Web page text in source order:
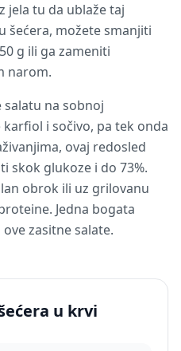
jela tu da ublaže taj
šećera, možete smanjiti
g ili ga zameniti
narom.
na sobnoj
i sočivo, pa tek onda
ovaj redosled
skok glukoze i do 73%.
obrok ili uz grilovanu
Jedna bogata
zasitne salate.
u krvi